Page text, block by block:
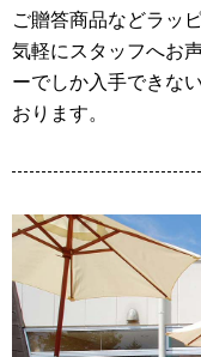
ご贈答商品などラッ
気軽にスタッフへお
ーでしか入手できな
おります。